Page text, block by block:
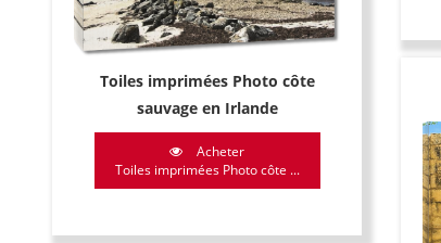
Toiles imprimées Photo côte
sauvage en Irlande
Acheter
Toiles imprimées Photo côte ...